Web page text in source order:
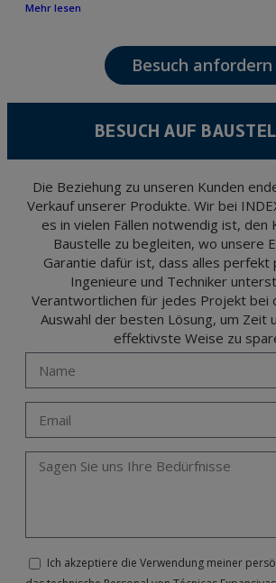
following: attention to your referred request, complaint or
The data in our files are strictly confidential and shall be
confidentiality and shall comply with all the requirements
Data Protection Regulation (GDPR) 2016.
encrypted. Should these details be sent, it is done so
and opposition under the provisions of the General Data
Portalada II | c/ Segador 13, 26006 | Logroño (La Rioja).
Mehr lesen
Besuch anfordern
BESUCH AUF
Die Beziehung zu unseren Kunden
Verkauf unserer Produkte. Wir bei
es in vielen Fällen notwendig ist, den
Baustelle zu begleiten, wo unsere
Garantie dafür ist, dass alles perfekt
Ingenieure und Techniker
Verantwortlichen für jedes Projekt bei
Auswahl der besten Lösung, um Zeit
effektivste Weise zu
Ich akzeptiere die Verwendung meiner